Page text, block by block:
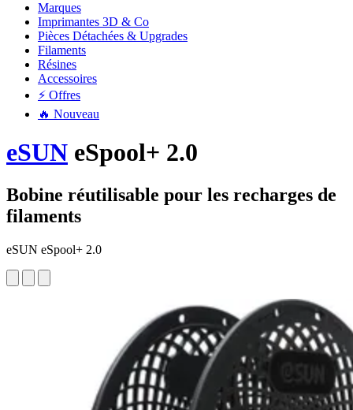
Marques
Imprimantes 3D & Co
Pièces Détachées & Upgrades
Filaments
Résines
Accessoires
⚡ Offres
🔥 Nouveau
eSUN eSpool+ 2.0
Bobine réutilisable pour les recharges de
filaments
eSUN eSpool+ 2.0